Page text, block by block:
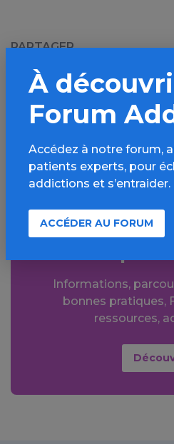
PARTAGER
Facebook
LinkedIn
Aller plus
Informations,
bonnes pratiques,
ressources,
À
Forum
Accédez à notre forum,
patients experts, pour
addictions et s’entraider.
ACCÉDER AU FORUM